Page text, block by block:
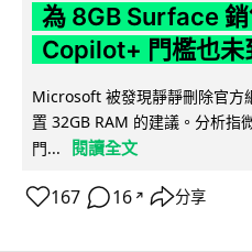
為 8GB Surface
Copilot+ 門檻也未
Microsoft 被發現靜靜刪除官方
置 32GB RAM 的建議。分析指
門...
閱讀全文
167 16 ↗ 分享